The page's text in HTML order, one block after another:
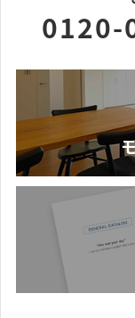
0120-